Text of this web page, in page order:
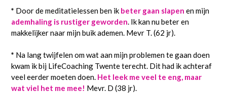
* Door de meditatielessen ben ik beter gaan slapen en mijn
ademhaling is rustiger geworden. Ik kan nu beter en
makkelijker naar mijn buik ademen. Mevr T. (62 jr).
* Na lang twijfelen om wat aan mijn problemen te gaan doen
kwam ik bij LifeCoaching Twente terecht. Dit had ik achteraf
veel eerder moeten doen. Het leek me veel te eng, maar
wat viel het me mee! Mevr. D (38 jr).